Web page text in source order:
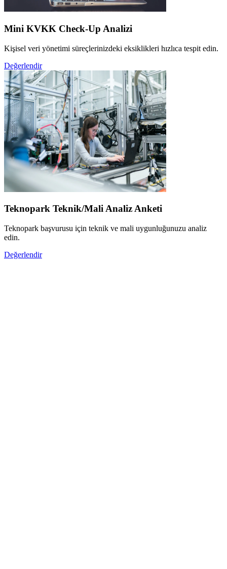
Mini KVKK Check-Up Analizi
Kişisel veri yönetimi süreçlerinizdeki eksiklikleri hızlıca tespit edin.
Değerlendir
Teknopark Teknik/Mali Analiz Anketi
Teknopark başvurusu için teknik ve mali uygunluğunuzu analiz
edin.
Değerlendir